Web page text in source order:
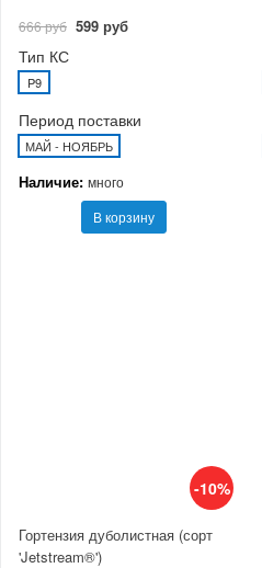
666 руб 599 руб
Тип КС
P9
Период поставки
МАЙ - НОЯБРЬ
Наличие: много
В корзину
-10%
Гортензия дуболистная (сорт
'Jetstream®')